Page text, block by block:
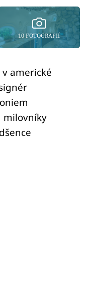
10 FOTOGRAFIÍ
americké
milovníky